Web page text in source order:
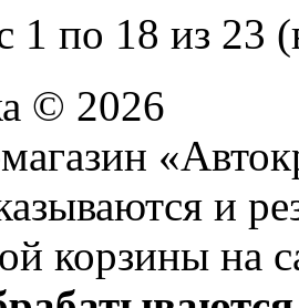
1 по 18 из 23
© 2026
и
корзины на